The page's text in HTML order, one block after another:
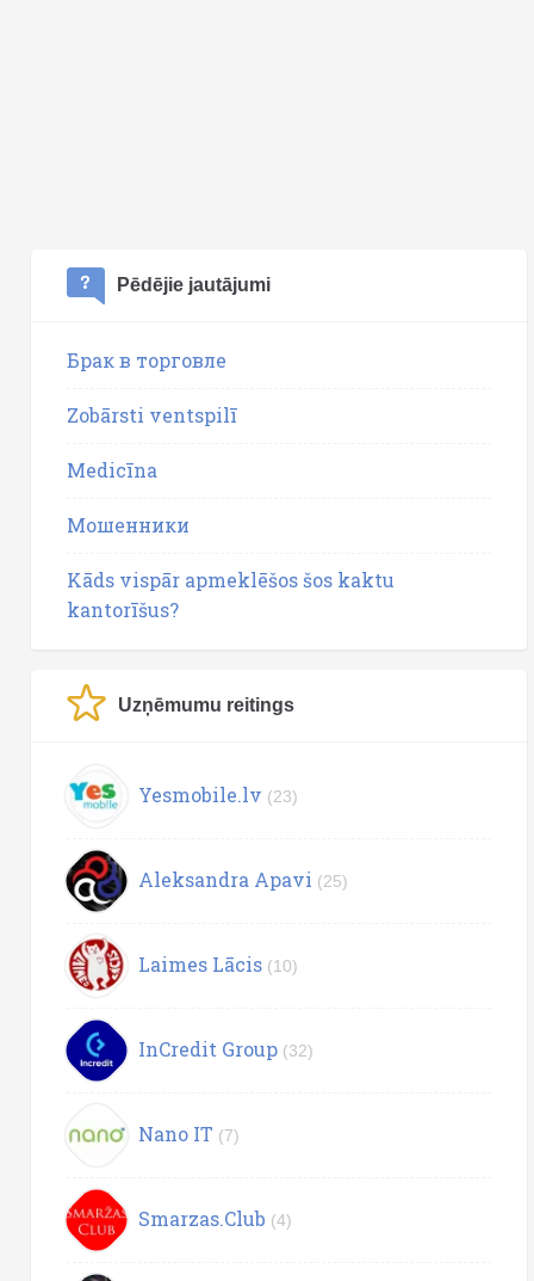
Pēdējie jautājumi
Брак в торговле
Zobārsti ventspilī
Medicīna
Мошенники
Kāds vispār apmeklēšos šos kaktu
kantorīšus?
Uzņēmumu reitings
Yesmobile.lv (23)
Aleksandra Apavi (25)
Laimes Lācis (10)
InCredit Group (32)
Nano IT (7)
Smarzas.Club (4)